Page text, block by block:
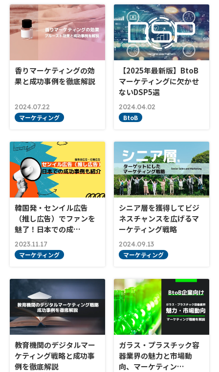
香りマーケティングの効
果と成功事例を徹底解説
2024.07.22
マーケティング
【2025年最新版】BtoB
マーケティングに欠かせ
ないDSP5選
2024.04.02
BtoB
韓国発・センイル広告
（推し広告）でファンを
魅了！日本での成…
2023.11.17
マーケティング
シニア層を獲得してビジ
ネスチャンスを広げるマ
ーケティング戦略
2024.09.13
マーケティング
教育機関のデジタルマー
ケティング戦略と成功事
例を徹底解説
ガラス・プラスチック容
器業界の魅力と市場動
向、マーケティン…